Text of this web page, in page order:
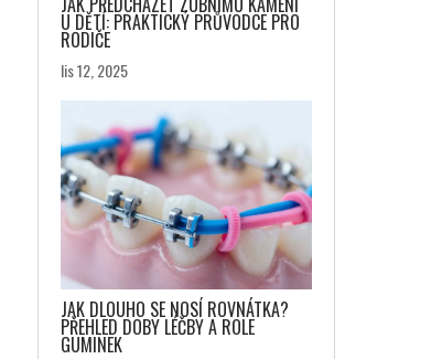
U DĚTÍ: PRAKTICKÝ PRŮVODCE PRO
RODIČE
lis 12, 2025
JAK DLOUHO SE NOSÍ ROVNÁTKA?
PŘEHLED DOBY LÉČBY A ROLE
GUMINEK